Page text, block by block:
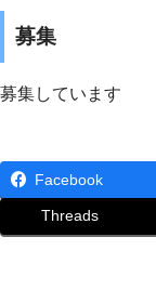
募集
募集しています
Facebook
Threads